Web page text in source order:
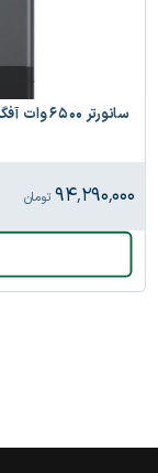
سانورتر ۶۵۰۰ وات آفگرید برند MARSRIVA
۹۴٬۲۹۰٬۰۰۰ تومان